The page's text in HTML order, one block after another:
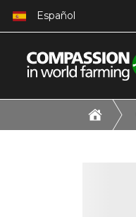
Español